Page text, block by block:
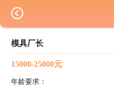
模具厂长
15000-25000元
年龄要求：